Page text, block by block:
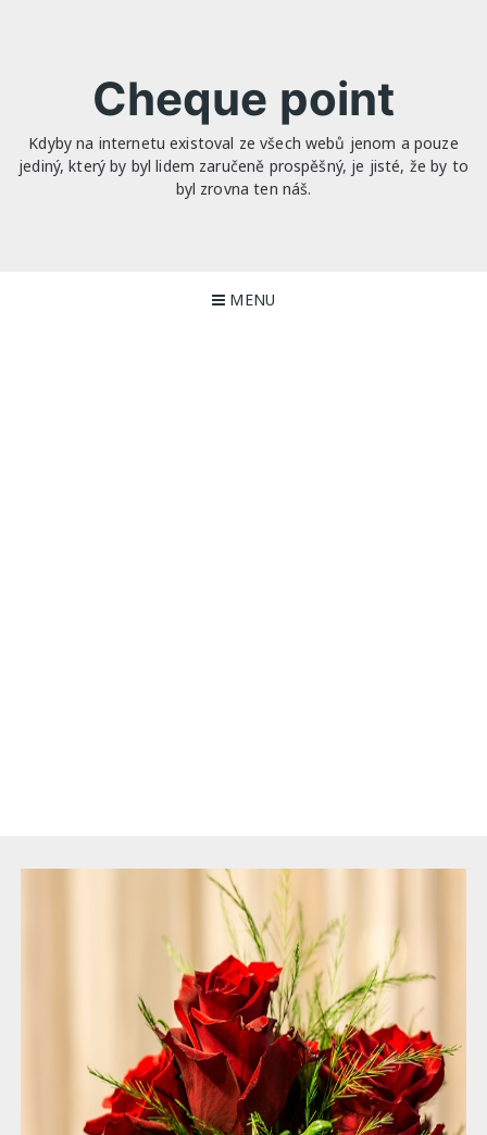
Cheque point
Kdyby na internetu existoval ze všech webů jenom a pouze
jediný, který by byl lidem zaručeně prospěšný, je jisté, že by to
byl zrovna ten náš.
MENU